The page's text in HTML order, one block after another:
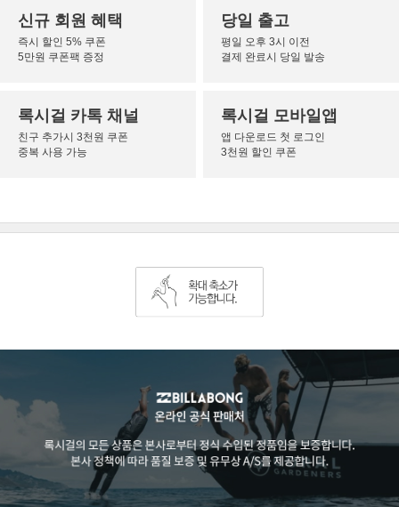
신규 회원 혜택
즉시 할인 5% 쿠폰
5만원 쿠폰팩 증정
당일 출고
평일 오후 3시 이전
결제 완료시 당일 발송
록시걸 카톡 채널
친구 추가시 3천원 쿠폰
중복 사용 가능
록시걸 모바일앱
앱 다운로드 첫 로그인
3천원 할인 쿠폰